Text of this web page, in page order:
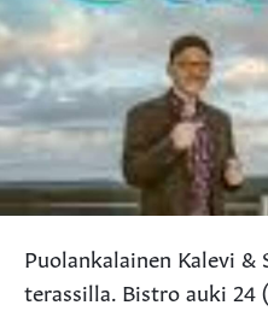
Puolankalainen Kalevi
terassilla. Bistro auki 24